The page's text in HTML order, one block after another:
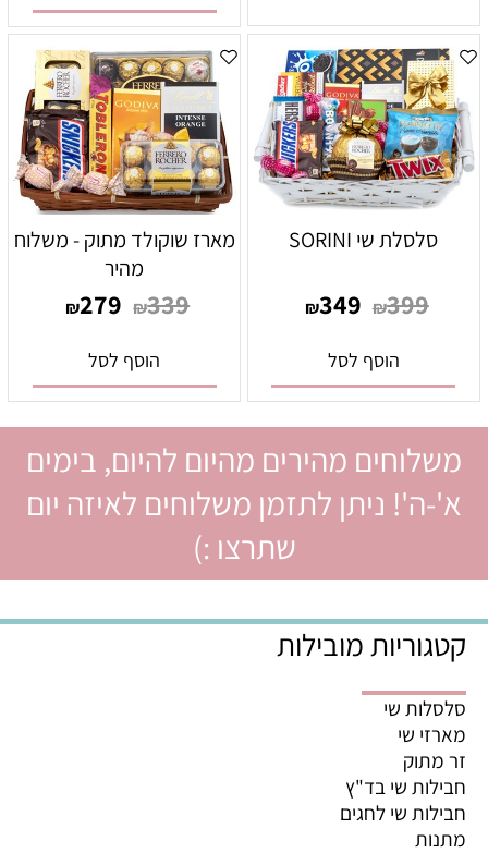
סלסלת שי SORINI
₪399
₪349
הוסף לסל
מארז שוקולד מתוק - משלוח
מהיר
₪339
₪279
הוסף לסל
משלוחים מהירים מהיום להיום, בימים
א'-ה'! ניתן לתזמן משלוחים לאיזה יום
שתרצו :)
קטגוריות מובילות
סלסלות שי
מארזי שי
זר מתוק
חבילות שי בד"ץ
חבילות שי לחגים
מתנות